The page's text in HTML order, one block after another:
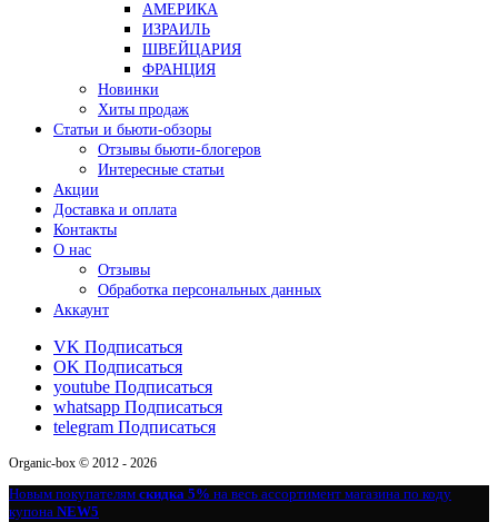
АМЕРИКА
ИЗРАИЛЬ
ШВЕЙЦАРИЯ
ФРАНЦИЯ
Новинки
Хиты продаж
Статьи и бьюти-обзоры
Отзывы бьюти-блогеров
Интересные статьи
Акции
Доставка и оплата
Контакты
О нас
Отзывы
Обработка персональных данных
Аккаунт
VK Подписаться
OK Подписаться
youtube Подписаться
whatsapp Подписаться
telegram Подписаться
Organic-box © 2012 - 2026
Новым покупателям скидка 5% на весь ассортимент магазина по коду
купона NEW5